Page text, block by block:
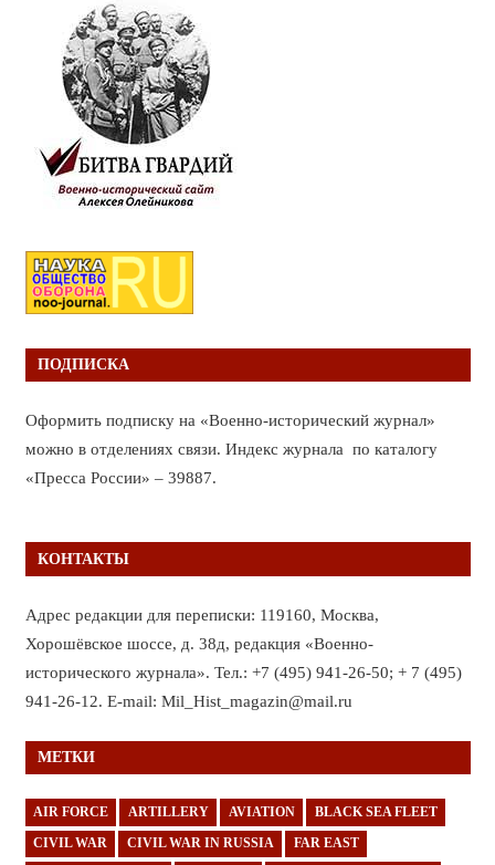
ПОДПИСКА
Оформить подписку на «Военно-исторический журнал»
можно в отделениях связи. Индекс журнала по каталогу
«Пресса России» – 39887.
КОНТАКТЫ
Адрес редакции для переписки: 119160, Москва,
Хорошёвское шоссе, д. 38д, редакция «Военно-
исторического журнала». Тел.: +7 (495) 941-26-50; + 7 (495)
941-26-12. E-mail: Mil_Hist_magazin@mail.ru
МЕТКИ
AIR FORCE ARTILLERY AVIATION BLACK SEA FLEET
CIVIL WAR CIVIL WAR IN RUSSIA FAR EAST